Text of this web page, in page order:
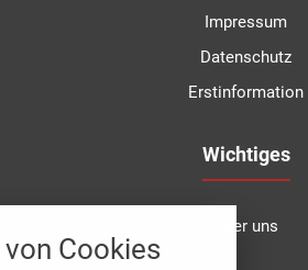
Impressum
Datenschutz
Erstinformation
Wichtiges
Über uns
Cookies
alle verwendeten Cookies und